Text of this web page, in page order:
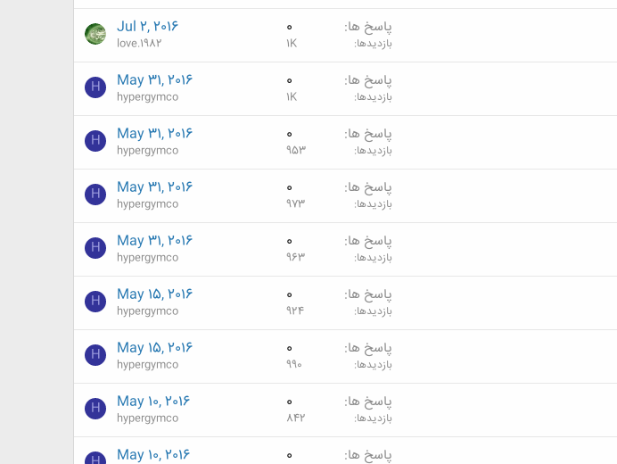
پاسخ ها 0
بازدیدها 1K
Jul 2, 2016
love.1982
پاسخ ها 0
بازدیدها 1K
May 31, 2016
hypergymco
H
پاسخ ها 0
بازدیدها 953
May 31, 2016
hypergymco
H
پاسخ ها 0
بازدیدها 973
May 31, 2016
hypergymco
H
پاسخ ها 0
بازدیدها 963
May 31, 2016
hypergymco
H
پاسخ ها 0
بازدیدها 924
May 15, 2016
hypergymco
H
پاسخ ها 0
بازدیدها 990
May 15, 2016
hypergymco
H
پاسخ ها 0
بازدیدها 842
May 10, 2016
hypergymco
H
پاسخ ها 0
May 10, 2016